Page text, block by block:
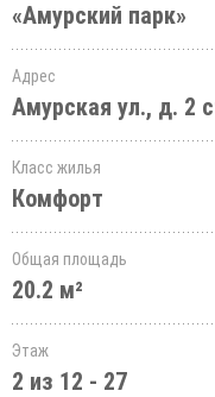
«Амурский парк»
Адрес
Амурская ул., д. 2
Класс жилья
Комфорт
Общая площадь
20.2 м²
Этаж
2 из 12 - 27